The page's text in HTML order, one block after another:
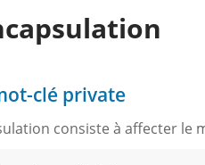
clé private
consiste à affecter le